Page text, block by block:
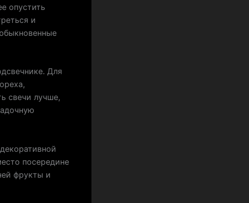
опустить
и
Для
свечи лучше,
посередине
фрукты и